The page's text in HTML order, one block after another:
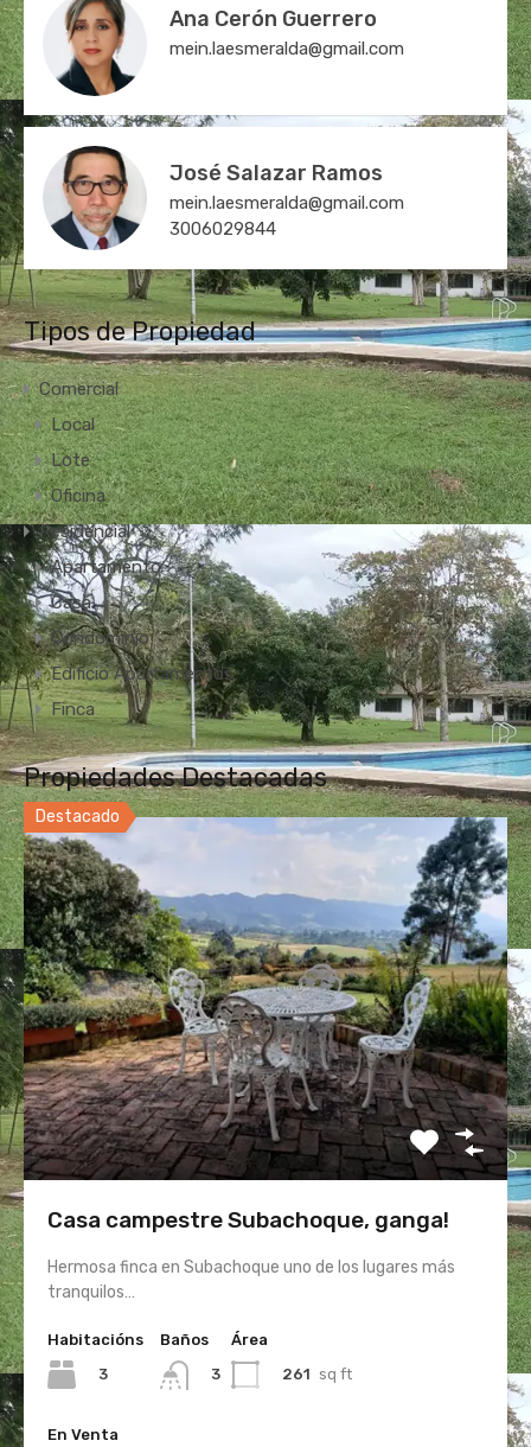
Ana Cerón Guerrero
mein.laesmeralda@gmail.com
José Salazar Ramos
mein.laesmeralda@gmail.com
3006029844
Tipos de Propiedad
Comercial
Local
Lote
Oficina
Residencial
Apartamento
Casa
Condominio
Edificio Apartamentos
Finca
Propiedades Destacadas
Destacado
Casa campestre Subachoque, ganga!
Hermosa finca en Subachoque uno de los lugares más
tranquilos…
Habitacións
3
Baños
3
Área
261 sq ft
En Venta